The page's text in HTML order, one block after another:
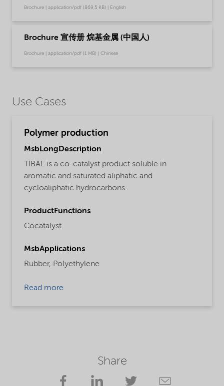
Brochure | application/pdf (869,5 KB) | English
Brochure 宣传册 烷基金属 (中国人)
Brochure | application/pdf (1 MB) | Chinese
Use Cases
Polymer production
MsbLongDescription
TIBAL is a co-catalyst product soluble in
aromatic and saturated aliphatic and
cycloaliphatic hydrocarbons.
ProductFunctions
Cocatalyst
MsbApplications
Rubber, Polyethylene
Read more
Share